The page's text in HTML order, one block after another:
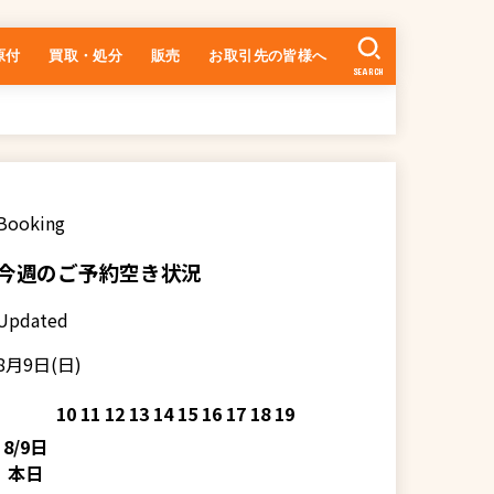
付 買取・処分 販売 お取引先の皆様へ
SEARCH